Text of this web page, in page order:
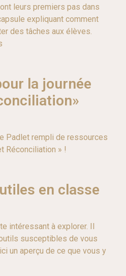
leurs premiers pas dans
expliquant comment
des tâches aux élèves.
la journée
Padlet rempli de ressources
Réconciliation » !
en classe
intéressant à explorer. Il
susceptibles de vous
un aperçu de ce que vous y